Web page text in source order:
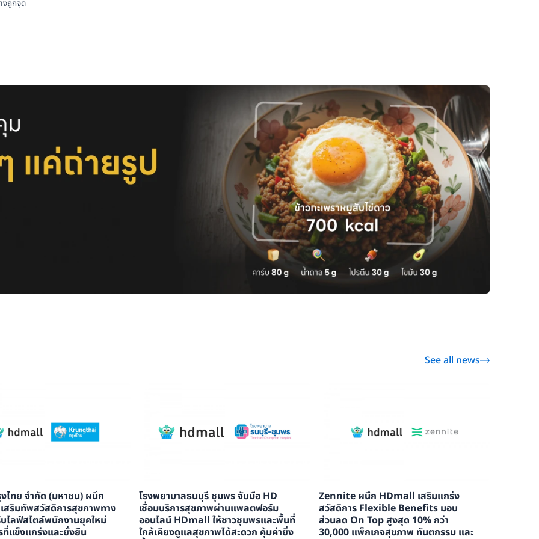
งถูกจุด
See all news
ไทย จำกัด (มหาชน) ผนึก
สริมทัพสวัสดิการสุขภาพทาง
ไลฟ์สไตล์พนักงานยุคใหม่
ที่แข็งแกร่งและยั่งยืน
โรงพยาบาลธนบุรี ชุมพร จับมือ HD
เชื่อมบริการสุขภาพผ่านแพลตฟอร์ม
ออนไลน์ HDmall ให้ชาวชุมพรและพื้นที่
ใกล้เคียงดูแลสุขภาพได้สะดวก คุ้มค่ายิ่ง
Zennite ผนึก HDmall เสริมแกร่ง
สวัสดิการ Flexible Benefits มอบ
ส่วนลด On Top สูงสุด 10% กว่า
30,000 แพ็กเกจสุขภาพ ทันตกรรม และ